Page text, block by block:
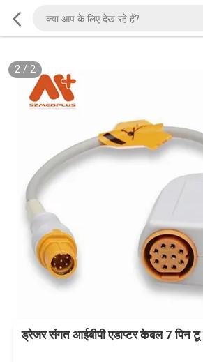
2/ 2
ड्रेजर संगत आईबीपी एडाप्टर केबल 7 पिन